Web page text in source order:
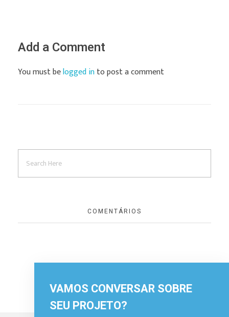
Add a Comment
You must belogged into post a comment
COMENTÁRIOS
VAMOS CONVERSAR SOBRE
SEU PROJETO?